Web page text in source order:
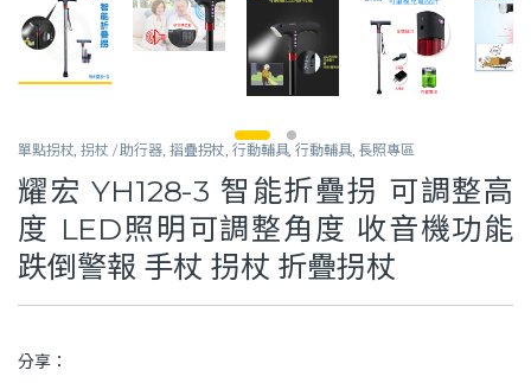
單點拐杖,拐杖 / 助行器, 摺疊拐杖, 行動輔具,行動輔具, 長照專區
耀宏 YH128-3 智能折疊拐 可調整高
度 LED照明可調整角度 收音機功能
跌倒警報 手杖 拐杖 折疊拐杖
分享：